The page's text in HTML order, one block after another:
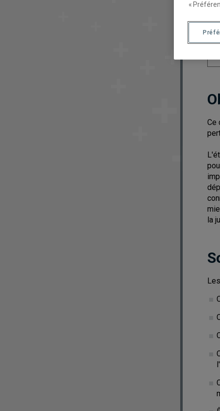
Ce
la
«